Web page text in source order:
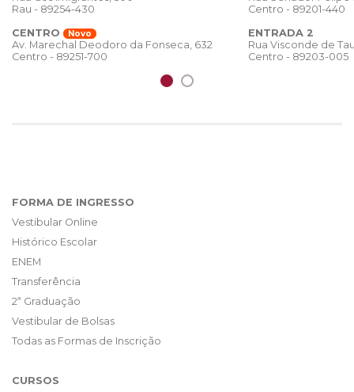
Rau - 89254-430
CENTRO
Novo
Av. Marechal Deodoro da Fonseca, 632
Centro - 89251-700
Centro - 89201-440
ENTRADA 2
Rua Visconde de
Centro - 89203-005
FORMA DE INGRESSO
Vestibular Online
Histórico Escolar
ENEM
Transferência
2ª Graduação
Vestibular de Bolsas
Todas as Formas de Inscrição
CURSOS